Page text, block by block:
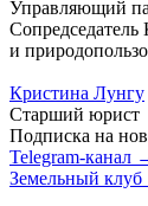
Управляющий
Сопредседатель
и
Кристина Лунгу
Старший юрист
Подписка на
Telegram-канал
Земельный